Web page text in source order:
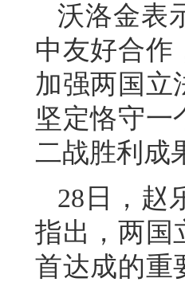
沃洛金表
中友好合作
加强两国立
坚定恪守一
二战胜利成
28日，赵
指出，两国
首达成的重